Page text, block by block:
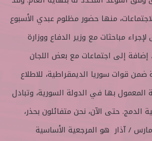
منها حضور مظلوم عبدي الأسبوع
مباحثات مع وزير الدفاع ووزارة
إضافة إلى اجتماعات مع بعض اللجان
قوات سوريا الديمقراطية، للاطلاع
المعمول بها في الدولة السورية، وتبادل
الدمج. حتى الآن، نحن متفائلون بحذر،
ونعتبر أن اتفاق 10مارس /‏‏ آذار هو المرجعية الأساسية